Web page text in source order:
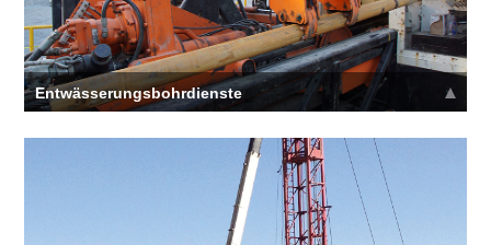
Entwässerungsbohrdienste
Minenentwässerungsbohrunternehmen, die die meisten